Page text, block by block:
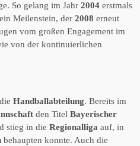
So gelang im Jahr 2004 erstmals
Meilenstein, der 2008 erneut
vom großen Engagement im
von der kontinuierlichen
Handballabteilung. Bereits im
den Titel Bayerischer
stieg in die Regionalliga auf, in
behaupten konnte. Auch die